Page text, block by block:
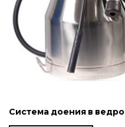
Система доения в ведро